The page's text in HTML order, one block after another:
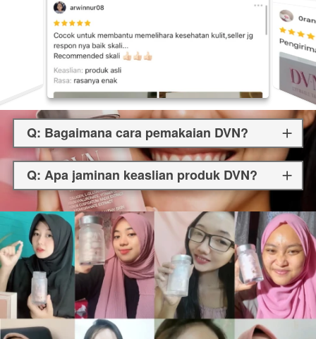
Q: Bagaimana cara pemakaian DVN?
Q: Apa jaminan keaslian produk DVN?